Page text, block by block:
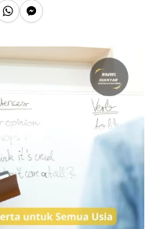
W
h
a
t
s
A
p
p
M
e
s
e
n
g
r